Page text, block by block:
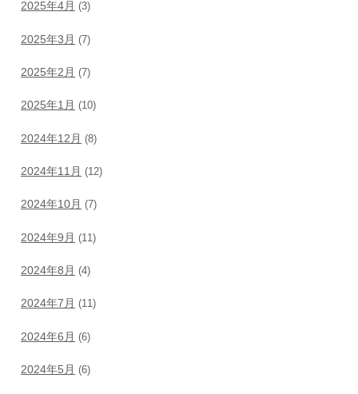
2025年4月 (3)
2025年3月 (7)
2025年2月 (7)
2025年1月 (10)
2024年12月 (8)
2024年11月 (12)
2024年10月 (7)
2024年9月 (11)
2024年8月 (4)
2024年7月 (11)
2024年6月 (6)
2024年5月 (6)